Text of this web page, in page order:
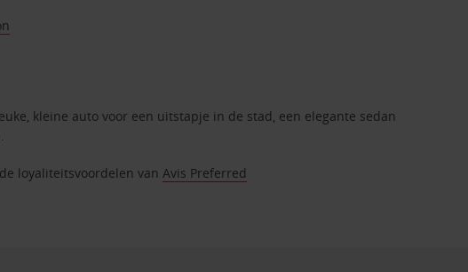
kleine auto voor een uitstapje in de stad, een elegante sedan
loyaliteitsvoordelen vanAvis Preferred